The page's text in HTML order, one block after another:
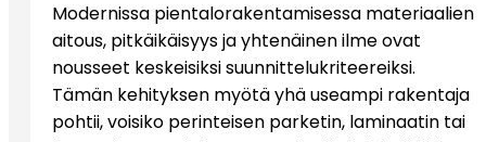
Modernissa pientalorakentamisessa materiaalien
aitous, pitkäikäisyys ja yhtenäinen ilme ovat
nousseet keskeisiksi suunnittelukriteereiksi.
Tämän kehityksen myötä yhä useampi rakentaja
pohtii, voisiko perinteisen parketin, laminaatin tai